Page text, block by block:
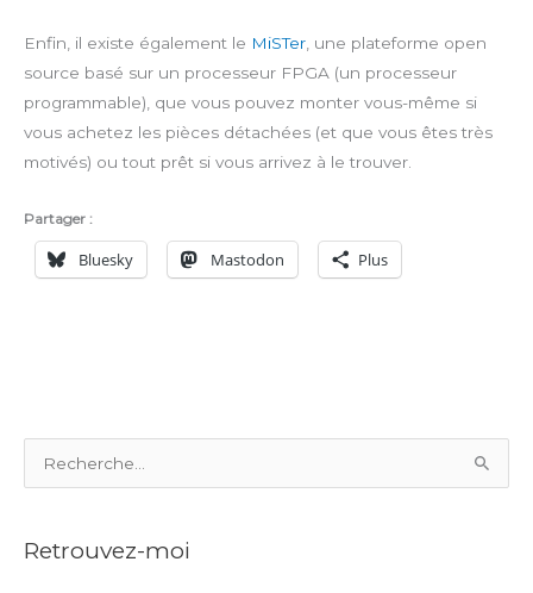
Enfin, il existe également le MiSTer , une plateforme open
source basé sur un processeur FPGA (un processeur
programmable), que vous pouvez monter vous-même si
vous achetez les pièces détachées (et que vous êtes très
motivés) ou tout prêt si vous arrivez à le trouver.
Partager :
Bluesky Mastodon Plus
e
h
Retrouvez-moi